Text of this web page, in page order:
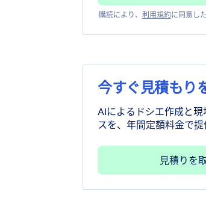
購読により、 利用規約に同意し
今すぐ見積もり
AIによるドシエ作成と
スを、年間定額料金で提
見積りを